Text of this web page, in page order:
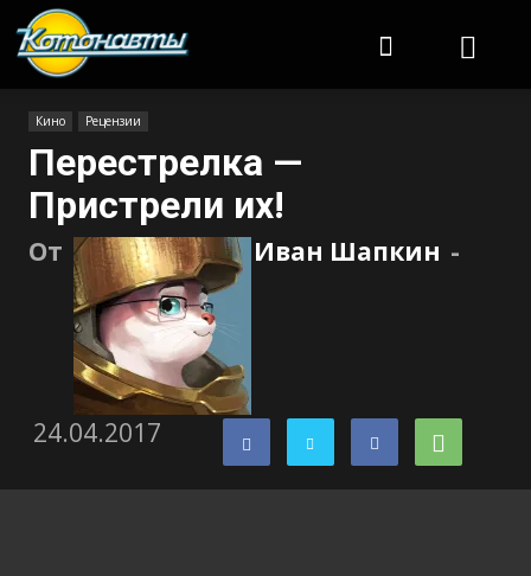
Кино Рецензии
Перестрелка —
Пристрели их!
От Иван Шапкин -
24.04.2017